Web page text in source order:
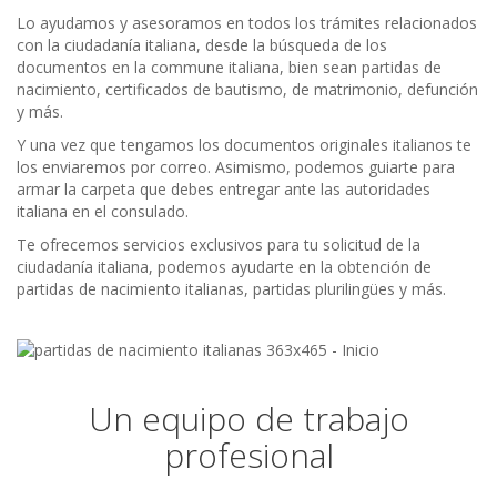
Lo ayudamos y asesoramos en todos los trámites relacionados
con la ciudadanía italiana, desde la búsqueda de los
documentos en la commune italiana, bien sean partidas de
nacimiento, certificados de bautismo, de matrimonio, defunción
y más.
Y una vez que tengamos los documentos originales italianos te
los enviaremos por correo. Asimismo, podemos guiarte para
armar la carpeta que debes entregar ante las autoridades
italiana en el consulado.
Te ofrecemos servicios exclusivos para tu solicitud de la
ciudadanía italiana, podemos ayudarte en la obtención de
partidas de nacimiento italianas, partidas plurilingües y más.
Un equipo de trabajo
profesional